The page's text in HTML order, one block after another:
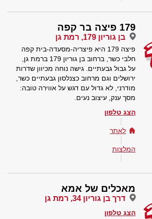
179 פיצה בר קפה
בן גוריון 179, רמת גן
פיצה 179 היא פיצריה-מסעדה-בית קפה
חלבי כשר, ברחוב בן גוריון 179 ברמת גן,
על גבול גבעתיים. גישה נוחה מכיוון שדרות
ירושלים וגם מרחוב כצנלסון גבעתיים כשר,
מודרני, לא גדול עם דגש על אווירה טובה:
מסך ענק, עיצוב נעים.
הצג טלפון
לאתר
המלצות
מאכלים של אמא
דרך בן גוריון 34, רמת גן
הצג טלפון